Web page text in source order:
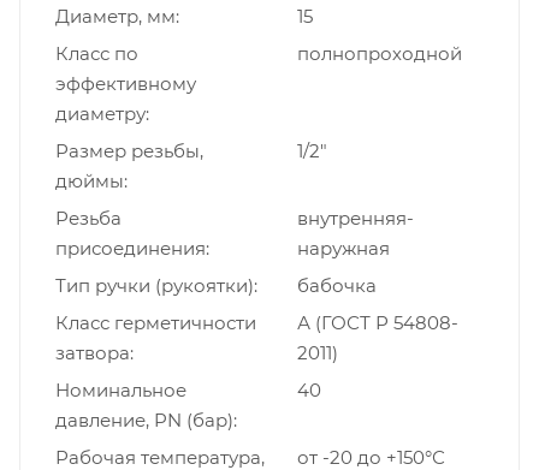
Диаметр, мм
15
Класс по
эффективному
диаметру
полнопроходной
Размер резьбы,
дюймы
1/2"
Резьба
присоединения
внутренняя-
наружная
Тип ручки (рукоятки)
бабочка
Класс герметичности
затвора
А (ГОСТ Р 54808-
2011)
Номинальное
давление, PN (бар)
40
Рабочая температура,
от -20 до +150°С